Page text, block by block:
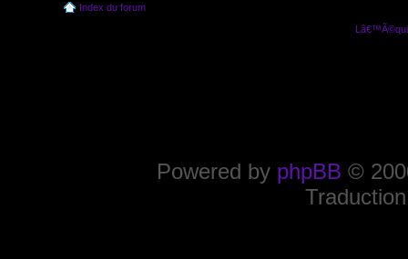
Index du forum
Powered by phpBB ©